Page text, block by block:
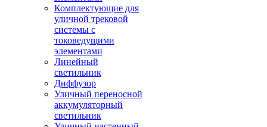
Комплектующие для
уличной трековой
системы с
токоведущими
элементами
Линейный
светильник
Диффузор
Уличный переносной
аккумуляторный
светильник